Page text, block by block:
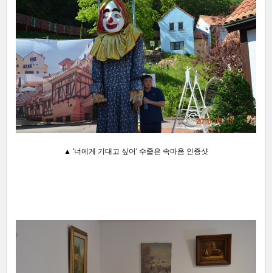
▲ '너에게 기대고 싶어' 수줍은 속마음 인증샷